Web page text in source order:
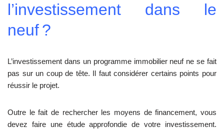
l’investissement dans le
neuf ?
L’investissement dans un programme immobilier neuf ne se fait
pas sur un coup de tête. Il faut considérer certains points pour
réussir le projet.
Outre le fait de rechercher les moyens de financement, vous
devez faire une étude approfondie de votre investissement.